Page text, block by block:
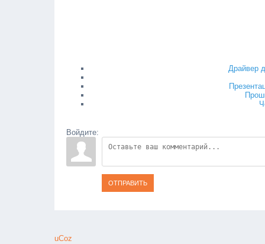
Драйвер
Войдите:
ОТПРАВИТЬ
uCoz